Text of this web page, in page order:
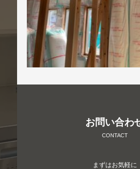
お問い合わ
CONTACT
まずはお気軽に